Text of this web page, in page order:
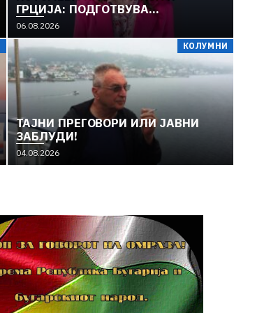
ГРЦИЈА: ПОДГОТВУВА
СКАНДАЛОЗНА СКУЛПТУРА НА
„МАЈКА МАКЕДОНИЈА“
06.08.2026
КОЛУМНИ
TAЈНИ ПРЕГОВОРИ ИЛИ ЈАВНИ
ЗАБЛУДИ!
04.08.2026